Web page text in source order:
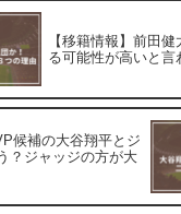
【移籍情報】前田
る可能性が高いと言
候補の大谷翔平とジ
？ジャッジの方が大